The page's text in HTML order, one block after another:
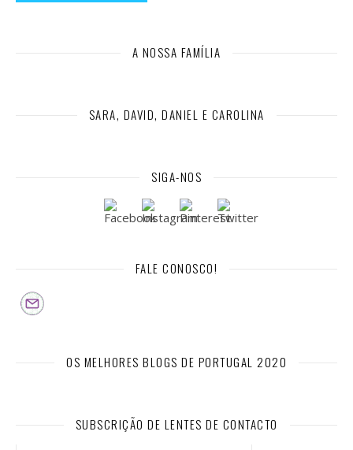
A NOSSA FAMÍLIA
SARA, DAVID, DANIEL E CAROLINA
SIGA-NOS
FALE CONOSCO!
OS MELHORES BLOGS DE PORTUGAL 2020
SUBSCRIÇÃO DE LENTES DE CONTACTO